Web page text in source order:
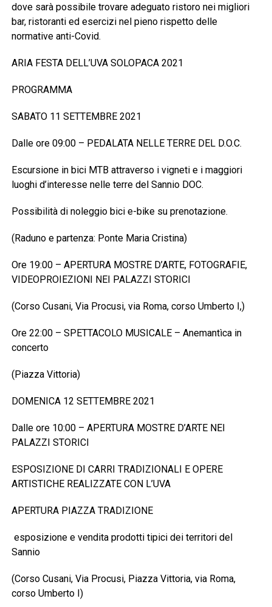
dove sarà possibile trovare adeguato ristoro nei migliori
bar, ristoranti ed esercizi nel pieno rispetto delle
normative anti-Covid.
ARIA FESTA DELL’UVA SOLOPACA 2021
PROGRAMMA
SABATO 11 SETTEMBRE 2021
Dalle ore 09:00 – PEDALATA NELLE TERRE DEL D.O.C.
Escursione in bici MTB attraverso i vigneti e i maggiori
luoghi d’interesse nelle terre del Sannio DOC.
Possibilità di noleggio bici e-bike su prenotazione.
(Raduno e partenza: Ponte Maria Cristina)
Ore 19:00 – APERTURA MOSTRE D’ARTE, FOTOGRAFIE,
VIDEOPROIEZIONI NEI PALAZZI STORICI
(Corso Cusani, Via Procusi, via Roma, corso Umberto I,)
Ore 22:00 – SPETTACOLO MUSICALE – Anemantìca in
concerto
(Piazza Vittoria)
DOMENICA 12 SETTEMBRE 2021
Dalle ore 10:00 – APERTURA MOSTRE D’ARTE NEI
PALAZZI STORICI
ESPOSIZIONE DI CARRI TRADIZIONALI E OPERE
ARTISTICHE REALIZZATE CON L’UVA
APERTURA PIAZZA TRADIZIONE
esposizione e vendita prodotti tipici dei territori del
Sannio
(Corso Cusani, Via Procusi, Piazza Vittoria, via Roma,
corso Umberto I)